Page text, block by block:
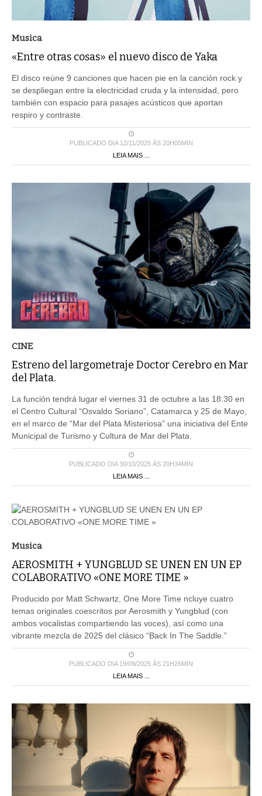
Musica
«Entre otras cosas» el nuevo disco de Yaka
El disco reúne 9 canciones que hacen pie en la canción rock y
se despliegan entre la electricidad cruda y la intensidad, pero
también con espacio para pasajes acústicos que aportan
respiro y contraste.
PUBLICADO DIA 12/11/2025 ÀS 20H05MIN
LEIA MAIS ...
CINE
Estreno del largometraje Doctor Cerebro en Mar
del Plata.
La función tendrá lugar el viernes 31 de octubre a las 18:30 en
el Centro Cultural “Osvaldo Soriano”, Catamarca y 25 de Mayo,
en el marco de “Mar del Plata Misteriosa” una iniciativa del Ente
Municipal de Turismo y Cultura de Mar del Plata.
PUBLICADO DIA 30/10/2025 ÀS 20H34MIN
LEIA MAIS ...
Musica
AEROSMITH + YUNGBLUD SE UNEN EN UN EP
COLABORATIVO «ONE MORE TIME »
Producido por Matt Schwartz, One More Time ncluye cuatro
temas originales coescritos por Aerosmith y Yungblud (con
ambos vocalistas compartiendo las voces), así como una
vibrante mezcla de 2025 del clásico “Back In The Saddle.”
PUBLICADO DIA 19/09/2025 ÀS 21H26MIN
LEIA MAIS ...